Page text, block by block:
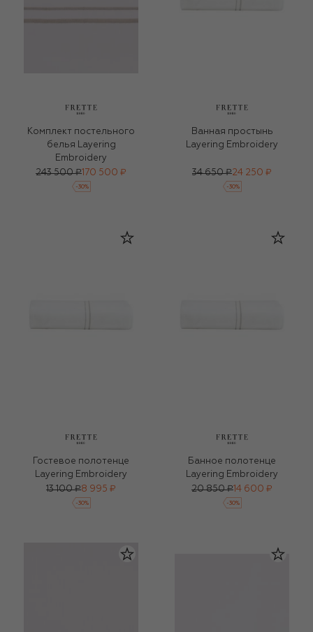
Комплект постельного
белья Layering
Embroidery
243 500 ₽ 170 500 ₽
-30%
Ванная простынь
Layering Embroidery
34 650 ₽24 250 ₽
-30%
Гостевое полотенце
Layering Embroidery
13 100 ₽8 995 ₽
-30%
Банное полотенце
Layering Embroidery
20 850 ₽ 14 600 ₽
-30%